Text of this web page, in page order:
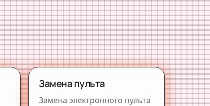
Замена пульта
Замена электронного пульта